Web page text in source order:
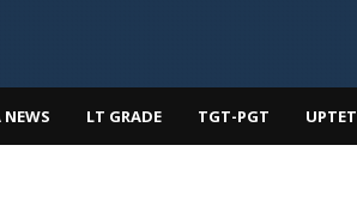
LT GRADE TGT-PGT UPTET